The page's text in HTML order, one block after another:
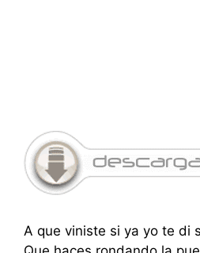
A que viniste si ya yo te di